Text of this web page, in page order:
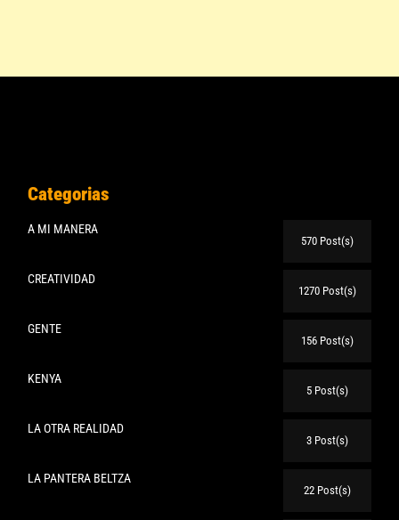
Categorias
A MI MANERA
570 Post(s)
CREATIVIDAD
1270 Post(s)
GENTE
156 Post(s)
KENYA
5 Post(s)
LA OTRA REALIDAD
3 Post(s)
LA PANTERA BELTZA
22 Post(s)